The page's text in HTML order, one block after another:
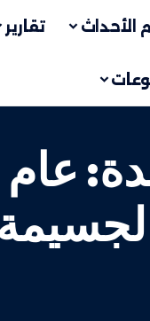
الأحداث تقارير